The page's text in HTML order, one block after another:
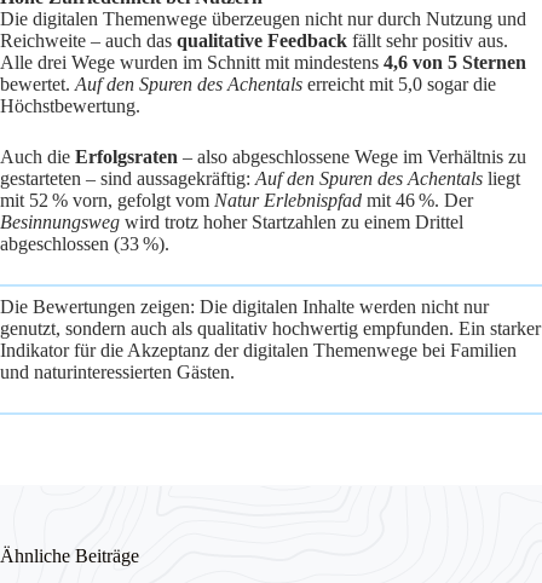
Die digitalen Themenwege überzeugen nicht nur durch Nutzung und
Reichweite – auch das qualitative Feedback fällt sehr positiv aus.
Alle drei Wege wurden im Schnitt mit mindestens 4,6 von 5 Sternen
bewertet. Auf den Spuren des Achentals erreicht mit 5,0 sogar die
Höchstbewertung.
Auch die Erfolgsraten – also abgeschlossene Wege im Verhältnis zu
gestarteten – sind aussagekräftig: Auf den Spuren des Achentals liegt
mit 52 % vorn, gefolgt vom Natur Erlebnispfad mit 46 %. Der
Besinnungsweg wird trotz hoher Startzahlen zu einem Drittel
abgeschlossen (33 %).
Die Bewertungen zeigen: Die digitalen Inhalte werden nicht nur
genutzt, sondern auch als qualitativ hochwertig empfunden. Ein starker
Indikator für die Akzeptanz der digitalen Themenwege bei Familien
und naturinteressierten Gästen.
Ähnliche Beiträge